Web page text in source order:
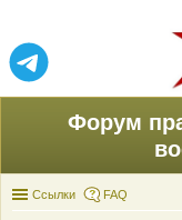
Форум
Ссылки FAQ